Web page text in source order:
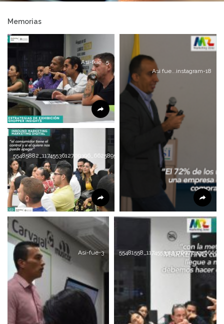
Memorias
Asi-fue...5
Asi fue...instagram-18
55485882_1174553612709396_6625895542742319104_n
Asi-fue-3